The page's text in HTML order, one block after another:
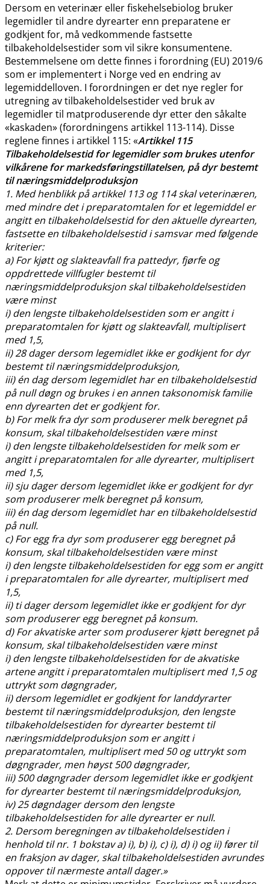
Dersom en veterinær eller fiskehelsebiolog bruker
legemidler til andre dyrearter enn preparatene er
godkjent for, må vedkommende fastsette
tilbakeholdelsestider som vil sikre konsumentene.
Bestemmelsene om dette finnes i forordning (EU) 2019/6
som er implementert i Norge ved en endring av
legemiddelloven. I forordningen er det nye regler for
utregning av tilbakeholdelsestider ved bruk av
legemidler til matproduserende dyr etter den såkalte
«kaskaden» (forordningens artikkel 113-114). Disse
reglene finnes i artikkel 115: «Artikkel 115
Tilbakeholdelsestid for legemidler som brukes utenfor
vilkårene for markedsføringstillatelsen, på dyr bestemt
til næringsmiddelproduksjon
1. Med henblikk på artikkel 113 og 114 skal veterinæren,
med mindre det i preparatomtalen for et legemiddel er
angitt en tilbakeholdelsestid for den aktuelle dyrearten,
fastsette en tilbakeholdelsestid i samsvar med følgende
kriterier:
a) For kjøtt og slakteavfall fra pattedyr, fjørfe og
oppdrettede villfugler bestemt til
næringsmiddelproduksjon skal tilbakeholdelsestiden
være minst
i) den lengste tilbakeholdelsestiden som er angitt i
preparatomtalen for kjøtt og slakteavfall, multiplisert
med 1,5,
ii) 28 dager dersom legemidlet ikke er godkjent for dyr
bestemt til næringsmiddelproduksjon,
iii) én dag dersom legemidlet har en tilbakeholdelsestid
på null døgn og brukes i en annen taksonomisk familie
enn dyrearten det er godkjent for.
b) For melk fra dyr som produserer melk beregnet på
konsum, skal tilbakeholdelsestiden være minst
i) den lengste tilbakeholdelsestiden for melk som er
angitt i preparatomtalen for alle dyrearter, multiplisert
med 1,5,
ii) sju dager dersom legemidlet ikke er godkjent for dyr
som produserer melk beregnet på konsum,
iii) én dag dersom legemidlet har en tilbakeholdelsestid
på null.
c) For egg fra dyr som produserer egg beregnet på
konsum, skal tilbakeholdelsestiden være minst
i) den lengste tilbakeholdelsestiden for egg som er angitt
i preparatomtalen for alle dyrearter, multiplisert med
1,5,
ii) ti dager dersom legemidlet ikke er godkjent for dyr
som produserer egg beregnet på konsum.
d) For akvatiske arter som produserer kjøtt beregnet på
konsum, skal tilbakeholdelsestiden være minst
i) den lengste tilbakeholdelsestiden for de akvatiske
artene angitt i preparatomtalen multiplisert med 1,5 og
uttrykt som døgngrader,
ii) dersom legemidlet er godkjent for landdyrarter
bestemt til næringsmiddelproduksjon, den lengste
tilbakeholdelsestiden for dyrearter bestemt til
næringsmiddelproduksjon som er angitt i
preparatomtalen, multiplisert med 50 og uttrykt som
døgngrader, men høyst 500 døgngrader,
iii) 500 døgngrader dersom legemidlet ikke er godkjent
for dyrearter bestemt til næringsmiddelproduksjon,
iv) 25 døgndager dersom den lengste
tilbakeholdelsestiden for alle dyrearter er null.
2. Dersom beregningen av tilbakeholdelsestiden i
henhold til nr. 1 bokstav a) i), b) i), c) i), d) i) og ii) fører til
en fraksjon av dager, skal tilbakeholdelsestiden avrundes
oppover til nærmeste antall dager.»